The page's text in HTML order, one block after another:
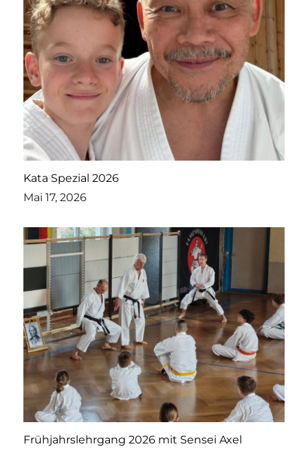
Kata Spezial 2026
Mai 17, 2026
Frühjahrslehrgang 2026 mit Sensei Axel